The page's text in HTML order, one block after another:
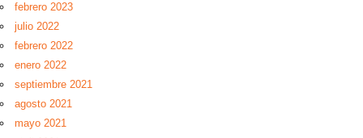
febrero 2023
julio 2022
febrero 2022
enero 2022
septiembre 2021
agosto 2021
mayo 2021